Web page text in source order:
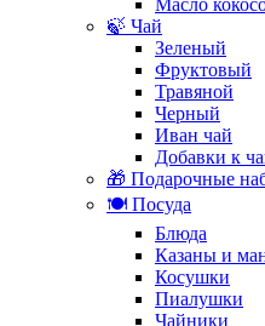
Масло
🍃 Чай
Зеленый
Фруктовый
Травяной
Черный
Иван чай
Добавки к
🎁 Подарочные
🍽️ Посуда
Блюда
Казаны и
Косушки
Пиалушки
Чайники